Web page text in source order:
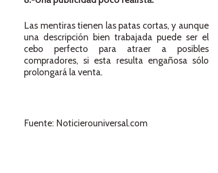
Las mentiras tienen las patas cortas, y aunque
una descripción bien trabajada puede ser el
cebo perfecto para atraer a posibles
compradores, si esta resulta engañosa sólo
prolongará la venta.
Fuente: Noticierouniversal.com